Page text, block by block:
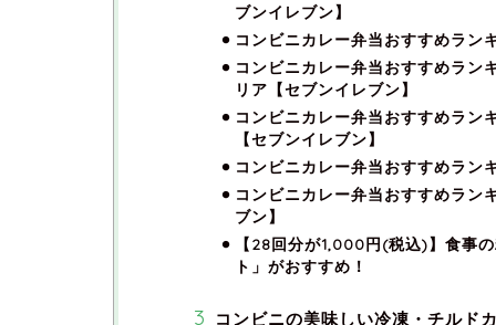
ブンイレブン】
コンビニカレー弁当おすすめラン
コンビニカレー弁当おすすめラン
リア【セブンイレブン】
コンビニカレー弁当おすすめラン
【セブンイレブン】
コンビニカレー弁当おすすめラン
コンビニカレー弁当おすすめラン
ブン】
【28回分が1,000円(税込)】食事
ト」がおすすめ！
コンビニの美味しい冷凍・チルド